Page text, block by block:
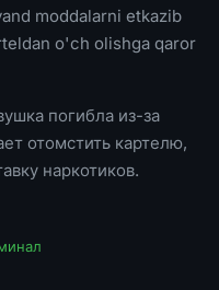
moddalarni etkazib
o'ch olishga qaror
погибла из-за
отомстить картелю,
наркотиков.